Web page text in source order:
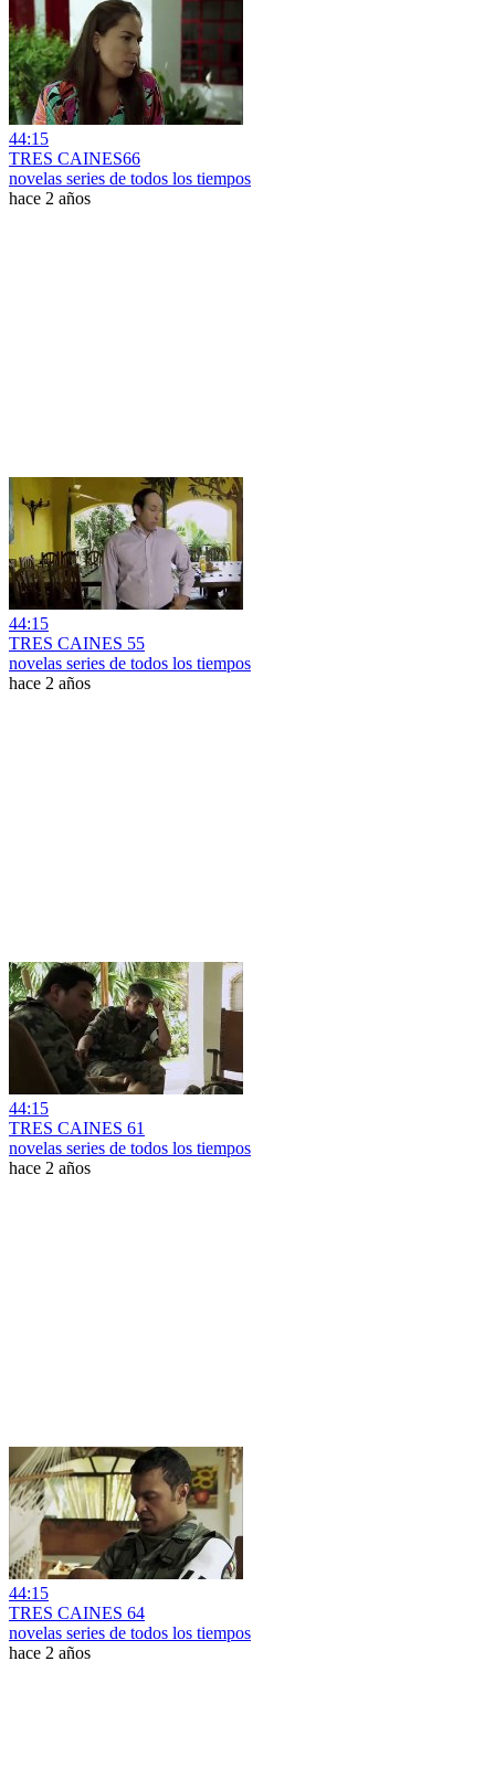
44:15
TRES CAINES66
novelas series de todos los tiempos
hace 2 años
44:15
TRES CAINES 55
novelas series de todos los tiempos
hace 2 años
44:15
TRES CAINES 61
novelas series de todos los tiempos
hace 2 años
44:15
TRES CAINES 64
novelas series de todos los tiempos
hace 2 años